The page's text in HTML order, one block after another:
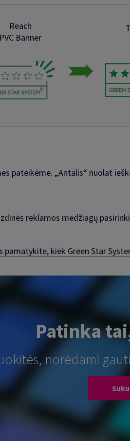
Reach
PVC Banner
pateikėme. „Antalis“ nuolat
reklamos medžiagų
pamatykite, kiek Green Star
Patinka
norėdami